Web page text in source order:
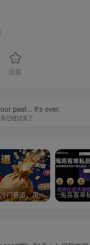
收藏
past... it's over.
已经过去了
公众号冷门赛道，用AI做情感漫画，7天开通流量主，操作简单，小白可玩